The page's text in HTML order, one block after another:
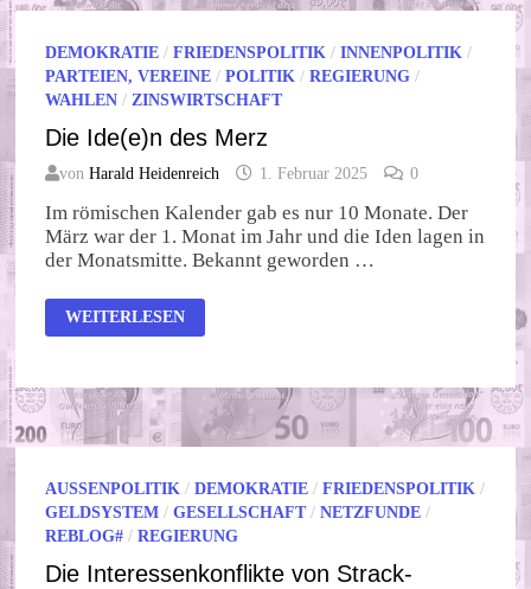
DEMOKRATIE /FRIEDENSPOLITIK /INNENPOLITIK /
PARTEIEN, VEREINE /POLITIK /REGIERUNG /
WAHLEN /ZINSWIRTSCHAFT
Die Ide(e)n des Merz
vonHarald Heidenreich 1. Februar 2025 0
Im römischen Kalender gab es nur 10 Monate. Der
März war der 1. Monat im Jahr und die Iden lagen in
der Monatsmitte. Bekannt geworden …
DIE
IDE(E)N
WEITERLESEN
AUSSENPOLITIK /DEMOKRATIE /FRIEDENSPOLITIK /
GELDSYSTEM /GESELLSCHAFT/NETZFUNDE /
REBLOG# /REGIERUNG
Die Interessenkonflikte von Strack-